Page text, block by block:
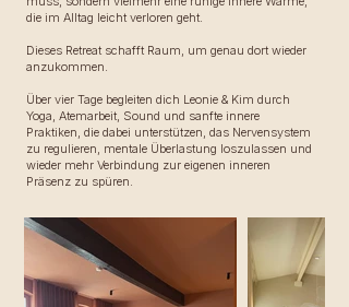
die im Alltag leicht verloren geht.
Dieses Retreat schafft Raum, um genau dort wieder
anzukommen.
Über vier Tage begleiten dich Leonie & Kim durch
Yoga, Atemarbeit, Sound und sanfte innere
Praktiken, die dabei unterstützen, das Nervensystem
zu regulieren, mentale Überlastung loszulassen und
wieder mehr Verbindung zur eigenen inneren
Präsenz zu spüren.